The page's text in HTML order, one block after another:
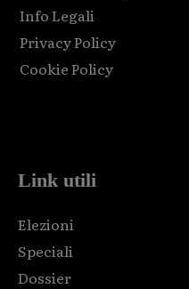
Info Legali
Privacy Policy
Cookie Policy
Link utili
Elezioni
Speciali
Dossier